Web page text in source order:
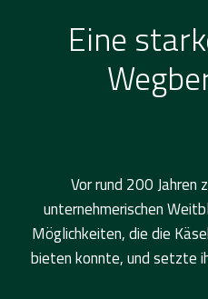
Eine
Vor rund 200 Jahren
unternehmerischen
Möglichkeiten, die die
bieten konnte, und setzte